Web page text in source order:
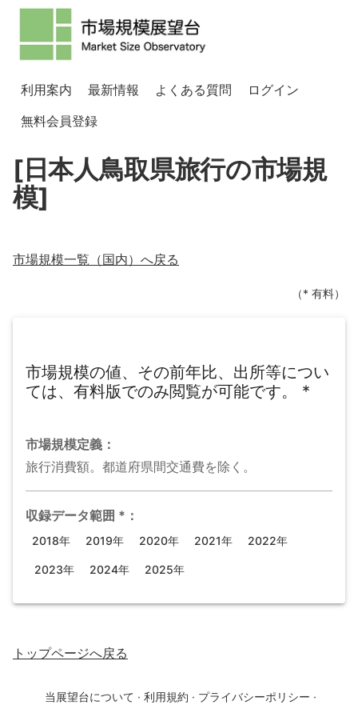
利用案内 最新情報 よくある質問
ログイン
無料会員登録
[日本人鳥取県旅行の市場規
模]
市場規模一覧（国内）へ戻る
（* 有料）
市場規模の値、その前年比、出所等につい
ては、有料版でのみ閲覧が可能です。
*
市場規模定義：
旅行消費額。都道府県間交通費を除く。
収録データ範囲 * ：
2018年 2019年 2020年 2021年 2022年
2023年 2024年 2025年
トップページへ戻る
当展望台について · 利用規約 · プライバシーポリシー ·